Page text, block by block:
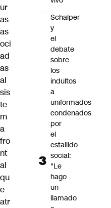
ur
as
as
oci
ad
as
al
sis
te
m
a
fro
nt
al
qu
e
atr
Schalper
y
el
debate
sobre
los
indultos
a
uniformados
condenados
por
el
estallido
social:
"Le
hago
un
llamado